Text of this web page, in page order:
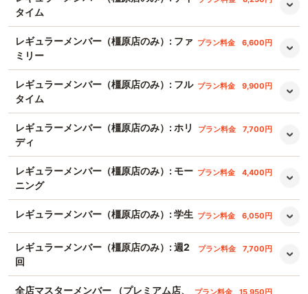
タイム
レギュラーメンバー（橿原店のみ）: ファ
ミリー
プラン料金 6,600円
レギュラーメンバー（橿原店のみ）: フル
タイム
プラン料金 9,900円
レギュラーメンバー（橿原店のみ）: ホリ
ディ
プラン料金 7,700円
レギュラーメンバー（橿原店のみ）: モー
ニング
プラン料金 4,400円
レギュラーメンバー（橿原店のみ）: 学生 プラン料金 6,050円
レギュラーメンバー（橿原店のみ）: 週2
回
プラン料金 7,700円
全店マスターメンバー （プレミアム店、
プラン料金 15,950円